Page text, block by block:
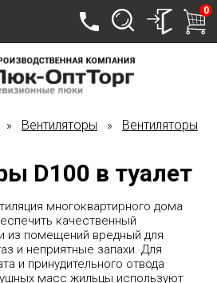
0
» Вентиляторы » Вентиляторы
D100 в туалет
многоквартирного дома
качественный
из помещений вредный для
и неприятные запахи. Для
и принудительного отвода
масс жильцы используют